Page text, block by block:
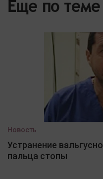
Еще по теме
Новость
Устранение
пальца стопы